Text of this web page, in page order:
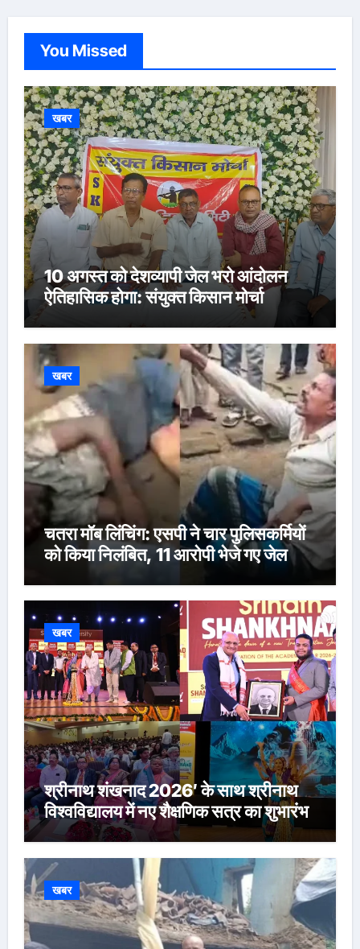
You Missed
खबर
10 अगस्त को देशव्यापी जेल भरो आंदोलन
ऐतिहासिक होगा: संयुक्त किसान मोर्चा
खबर
चतरा मॉब लिंचिंग: एसपी ने चार पुलिसकर्मियों
को किया निलंबित, 11 आरोपी भेजे गए जेल
खबर
श्रीनाथ शंखनाद 2026′ के साथ श्रीनाथ
विश्वविद्यालय में नए शैक्षणिक सत्र का शुभारंभ
खबर